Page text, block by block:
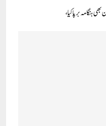
برپا کیا،